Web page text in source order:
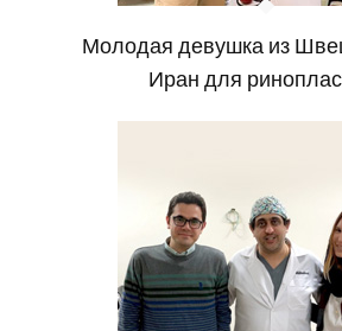
Молодая девушка из
Иран для